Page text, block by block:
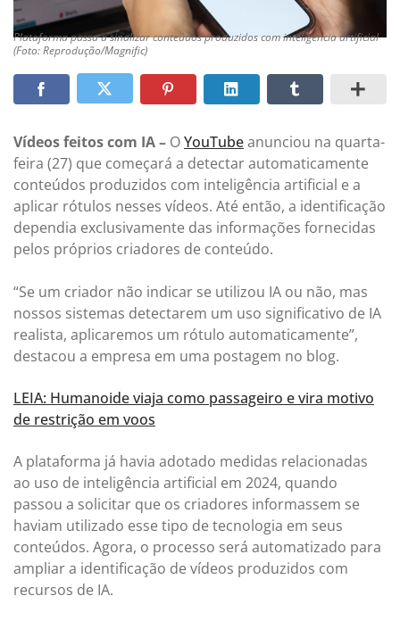
Plataforma passa a sinalizar conteúdos produzidos com inteligência artificial
(Foto: Reprodução/Magnific)
Vídeos feitos com IA – OYouTubeanunciou na quarta-
feira (27) que começará a detectar automaticamente
conteúdos produzidos com inteligência artificial e a
aplicar rótulos nesses vídeos. Até então, a identificação
dependia exclusivamente das informações fornecidas
pelos próprios criadores de conteúdo.
“Se um criador não indicar se utilizou IA ou não, mas
nossos sistemas detectarem um uso significativo de IA
realista, aplicaremos um rótulo automaticamente”,
destacou a empresa em uma postagem no blog.
LEIA: Humanoide viaja como passageiro e vira motivo
de restrição em voos
A plataforma já havia adotado medidas relacionadas
ao uso de inteligência artificial em 2024, quando
passou a solicitar que os criadores informassem se
haviam utilizado esse tipo de tecnologia em seus
conteúdos. Agora, o processo será automatizado para
ampliar a identificação de vídeos produzidos com
recursos de IA.